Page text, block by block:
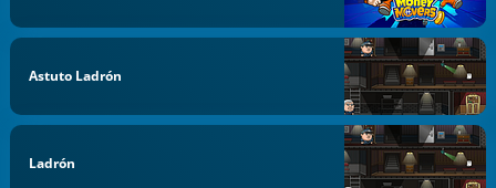
Astuto Ladrón
Ladrón